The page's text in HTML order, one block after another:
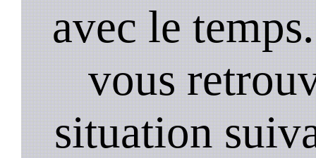
avec le
vous
situation